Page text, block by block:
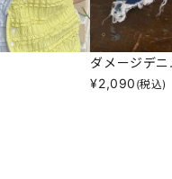
ダメージデ
¥2,090 (税込)